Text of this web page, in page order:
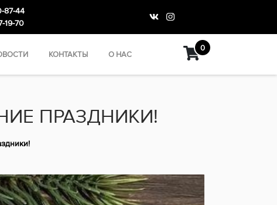
87-44
19-70
КОНТАКТЫ О НАС
0
ПРАЗДНИКИ!